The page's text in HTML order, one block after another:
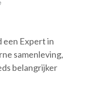
een Expert in
samenleving,
belangrijker